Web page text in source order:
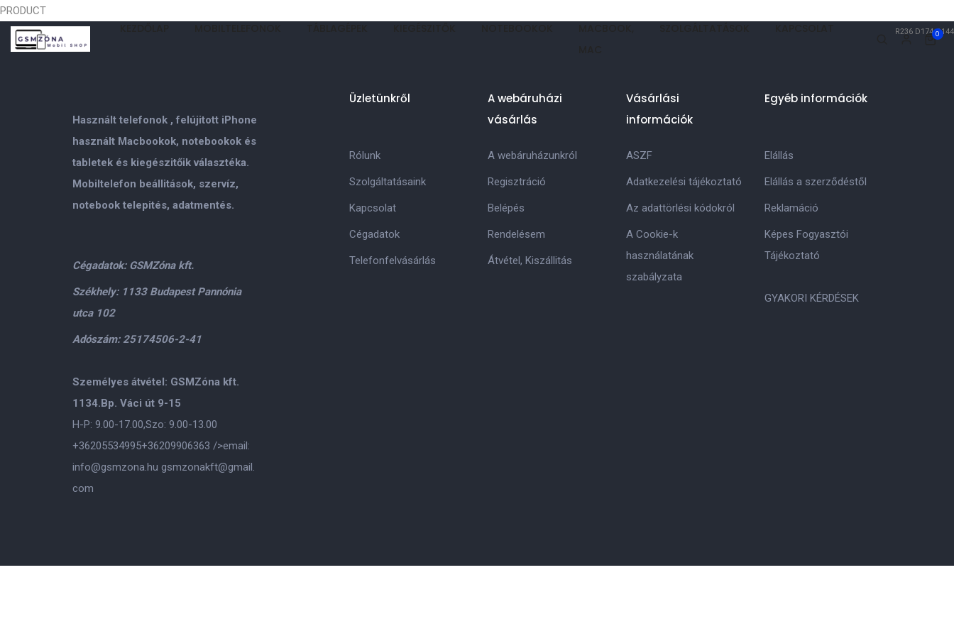
0
PRODUCT
R236 D174 Q144
Használt telefonok , felújitott iPhone
használt Macbookok, notebookok és
tabletek és kiegészitőik választéka.
Mobiltelefon beállitások, szervíz,
notebook telepités, adatmentés.
Cégadatok: GSMZóna kft.
Székhely: 1133 Budapest Pannónia
utca 102
Adószám: 25174506-2-41
Személyes átvétel: GSMZóna kft.
1134.Bp. Váci út 9-15
H-P: 9.00-17.00,Szo: 9.00-13.00
+36205534995+36209906363 />email:
info@gsmzona.hu gsmzonakft@gmail.
com
Üzletünkről
Rólunk
Szolgáltatásaink
Kapcsolat
Cégadatok
Telefonfelvásárlás
A webáruházi
vásárlás
A webáruházunkról
Regisztráció
Belépés
Rendelésem
Átvétel, Kiszállitás
Vásárlási
információk
ASZF
Adatkezelési tájékoztató
Az adattörlési kódokról
A Cookie-k
használatának
szabályzata
Egyéb információk
Elállás
Elállás a szerződéstől
Reklamáció
Képes Fogyasztói
Tájékoztató
GYAKORI KÉRDÉSEK